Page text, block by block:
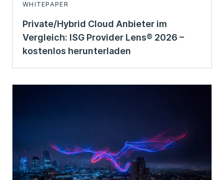
WHITEPAPER
Private/Hybrid Cloud Anbieter im
Vergleich: ISG Provider Lens® 2026 –
kostenlos herunterladen